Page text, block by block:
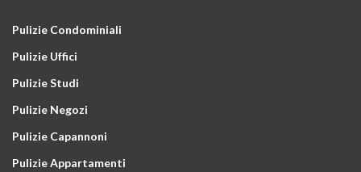
Pulizie Condominiali
Pulizie Uffici
Pulizie Studi
Pulizie Negozi
Pulizie Capannoni
Pulizie Appartamenti